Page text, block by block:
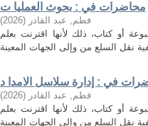
محاضرات في : بحوث العمليا ت
فطم, عبد القادر (
2026
)
أو كتاب، ذلك لأنها اقترنت بعلم
في : إدارة سلاسل الامدا د
فطم, عبد القادر (
2026
)
أو كتاب، ذلك لأنها اقترنت بعلم